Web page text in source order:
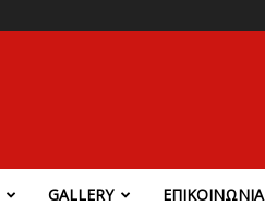
GALLERY ΕΠΙΚΟΙΝΩΝΙΑ